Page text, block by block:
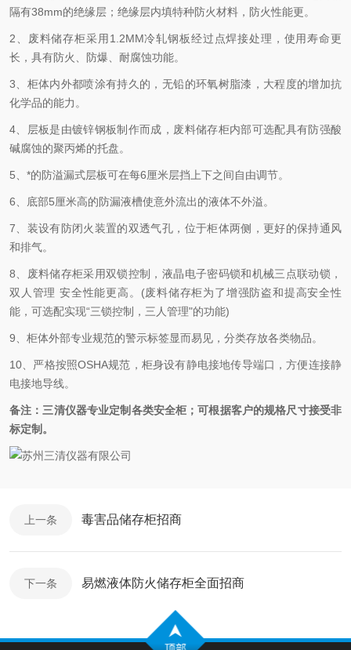
隔有38mm的绝缘层； 绝缘层内填特种防火材料，防火性能更。
2、废料储存柜采用1.2MM冷轧钢板经过点焊接处理，使用寿命更
长，具有防火、防爆、耐腐蚀功能。
3、柜体内外都喷涂有持久的，无铅的环氧树脂漆，大程度的增加抗
化学品的能力。
4、层板是由镀锌钢板制作而成，废料储存柜内部可选配具有防强酸
碱腐蚀的聚丙烯的托盘。
5、*的防溢漏式层板可在每6厘米层挡上下之间自由调节。
6、底部5厘米高的防漏液槽使意外流出的液体不外溢。
7、装设有防闭火装置的双透气孔，位于柜体两侧，更好的保持通风
和排气。
8、废料储存柜采用双锁控制，液晶电子密码锁和机械三点联动锁，
双人管理 安全性能更高。(废料储存柜为了增强防盗和提高安全性
能，可选配实现“三锁控制，三人管理"的功能)
9、柜体外部专业规范的警示标签显而易见，分类存放各类物品。
10、严格按照OSHA规范，柜身设有静电接地传导端口，方便连接静
电接地导线。
备注：三清仪器专业定制各类安全柜；可根据客户的规格尺寸接受非
标定制。
上一条 毒害品储存柜招商
下一条 易燃液体防火储存柜全面招商